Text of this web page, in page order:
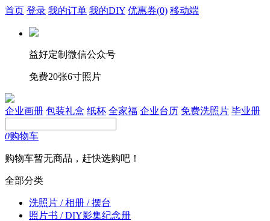
首页 登录 我的订单 我的DIY 优惠券(0) 移动端
益好定制微信公众号
免费20张6寸照片
企业画册 包装礼盒 纸杯 全家福 企业台历 免费洗照片 毕业册
0购物车
购物车暂无商品，赶快选购吧！
全部分类
洗照片 / 相册 / 摆台
照片书 / DIY影集纪念册